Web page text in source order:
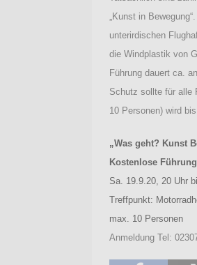
„Kunst in
unterirdischen
die Windplastik von
Führung dauert ca.
Schutz sollte für alle
10 Personen) wird
„Was geht? Kunst
Kostenlose
Sa. 19.9.20, 20 Uhr
Treffpunkt:
max. 10 Personen
Anmeldung Tel: